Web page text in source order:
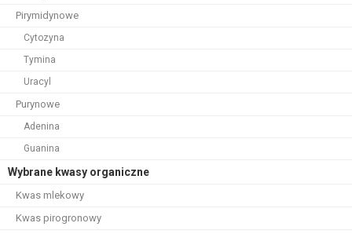
Pirymidynowe
Cytozyna
Tymina
Uracyl
Purynowe
Adenina
Guanina
Wybrane kwasy organiczne
Kwas mlekowy
Kwas pirogronowy